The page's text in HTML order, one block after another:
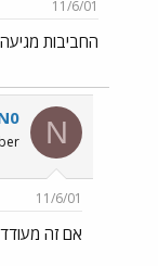
11/6/01
החביבות
N
11/6/01
אם זה